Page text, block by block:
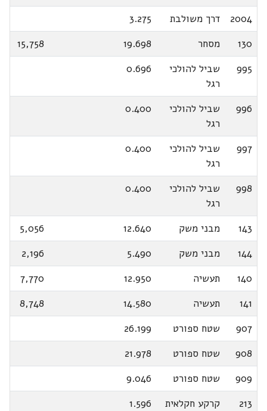
2004
דרך משולבת
3.275
130
מסחר 19.698
15,758
995
שביל להולכי
רגל
0.696
996
שביל להולכי
רגל
0.400
997
שביל להולכי
רגל
0.400
998
שביל להולכי
רגל
0.400
143 מבני משק 12.640
5,056
144
מבני משק 5.490
2,196
140
תעשיה 12.950
7,770
141
תעשיה 14.580
8,748
907
שטח ספורט
26.199
908
שטח ספורט
21.978
909
שטח ספורט
9.046
213
קרקע חקלאית
1.596